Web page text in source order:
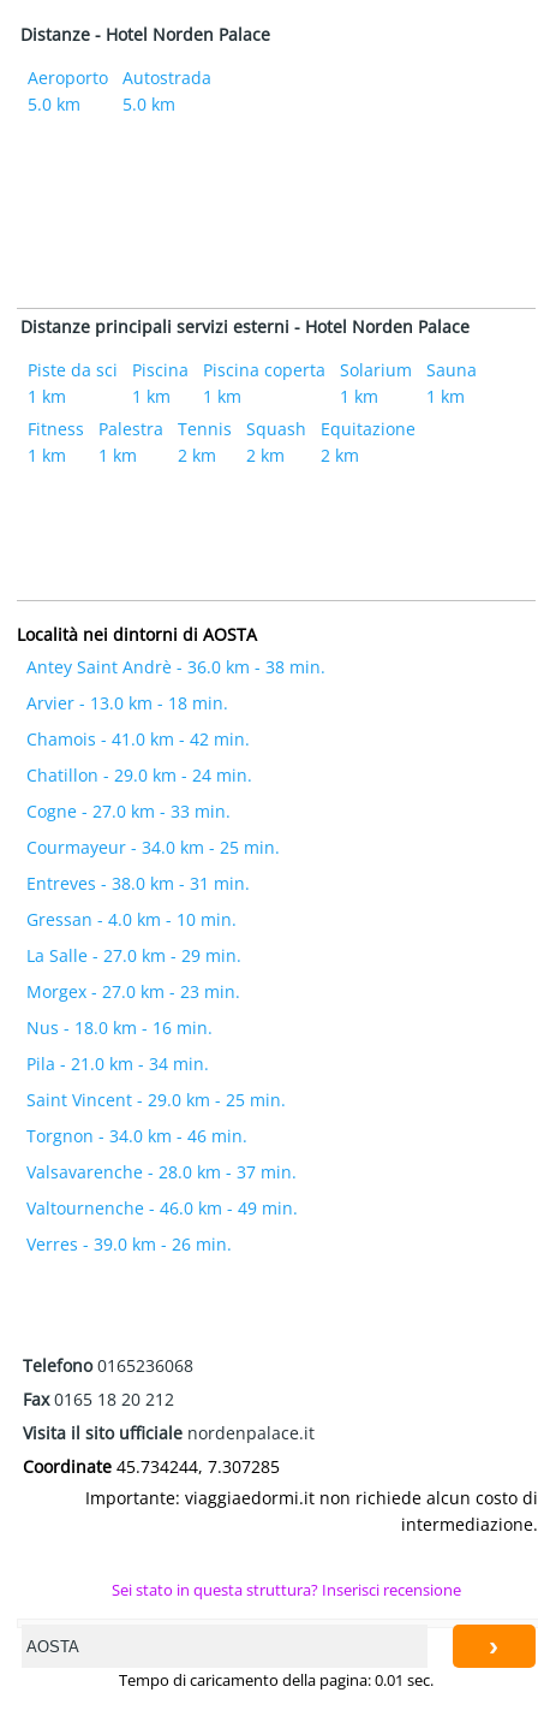
Distanze - Hotel Norden Palace
Aeroporto
5.0 km
Autostrada
5.0 km
Distanze principali servizi esterni - Hotel Norden Palace
Piste da sci
1 km
Piscina
1 km
Piscina coperta
1 km
Solarium
1 km
Sauna
1 km
Fitness
1 km
Palestra
1 km
Tennis
2 km
Squash
2 km
Equitazione
2 km
Località nei dintorni di AOSTA
Antey Saint Andrè - 36.0 km - 38 min.
Arvier - 13.0 km - 18 min.
Chamois - 41.0 km - 42 min.
Chatillon - 29.0 km - 24 min.
Cogne - 27.0 km - 33 min.
Courmayeur - 34.0 km - 25 min.
Entreves - 38.0 km - 31 min.
Gressan - 4.0 km - 10 min.
La Salle - 27.0 km - 29 min.
Morgex - 27.0 km - 23 min.
Nus - 18.0 km - 16 min.
Pila - 21.0 km - 34 min.
Saint Vincent - 29.0 km - 25 min.
Torgnon - 34.0 km - 46 min.
Valsavarenche - 28.0 km - 37 min.
Valtournenche - 46.0 km - 49 min.
Verres - 39.0 km - 26 min.
Telefono0165236068
Fax0165 18 20 212
Visita il sito ufficiale nordenpalace.it
Coordinate 45.734244, 7.307285
Importante: viaggiaedormi.it non richiede alcun costo di
intermediazione.
Sei stato in questa struttura? Inserisci recensione
›
Tempo di caricamento della pagina: 0.01 sec.